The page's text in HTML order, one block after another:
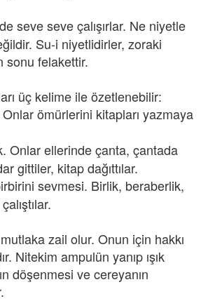
seve seve çalışırlar. Ne niyetle
Su-i niyetlidirler, zoraki
sonu felakettir.
üç kelime ile özetlenebilir:
ömürlerini kitapları yazmaya
Onlar ellerinde çanta, çantada
gittiler, kitap dağıttılar.
sevmesi. Birlik, beraberlik,
zail olur. Onun için hakkı
Nitekim ampulün yanıp ışık
döşenmesi ve cereyanın